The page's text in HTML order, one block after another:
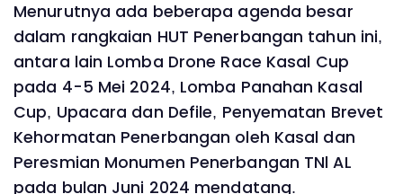
Menurutnya ada beberapa agenda besar
dalam rangkaian HUT Penerbangan tahun ini,
antara lain Lomba Drone Race Kasal Cup
pada 4-5 Mei 2024, Lomba Panahan Kasal
Cup, Upacara dan Defile, Penyematan Brevet
Kehormatan Penerbangan oleh Kasal dan
Peresmian Monumen Penerbangan TNl AL
pada bulan Juni 2024 mendatang.